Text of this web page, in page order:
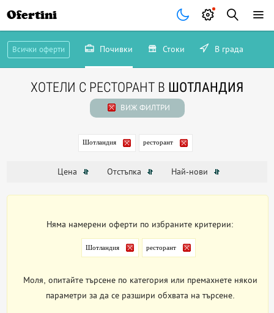
Ofertini
Всички оферти Почивки Стоки В града
ХОТЕЛИ С РЕСТОРАНТ В ШОТЛАНДИЯ
ВИЖ ФИЛТРИ
Шотландия ресторант
Цена Отстъпка Най-нови
Няма намерени оферти по избраните критерии:
Шотландия ресторант
Моля, опитайте търсене по категория или премахнете някои
параметри за да се разшири обхвата на търсене.